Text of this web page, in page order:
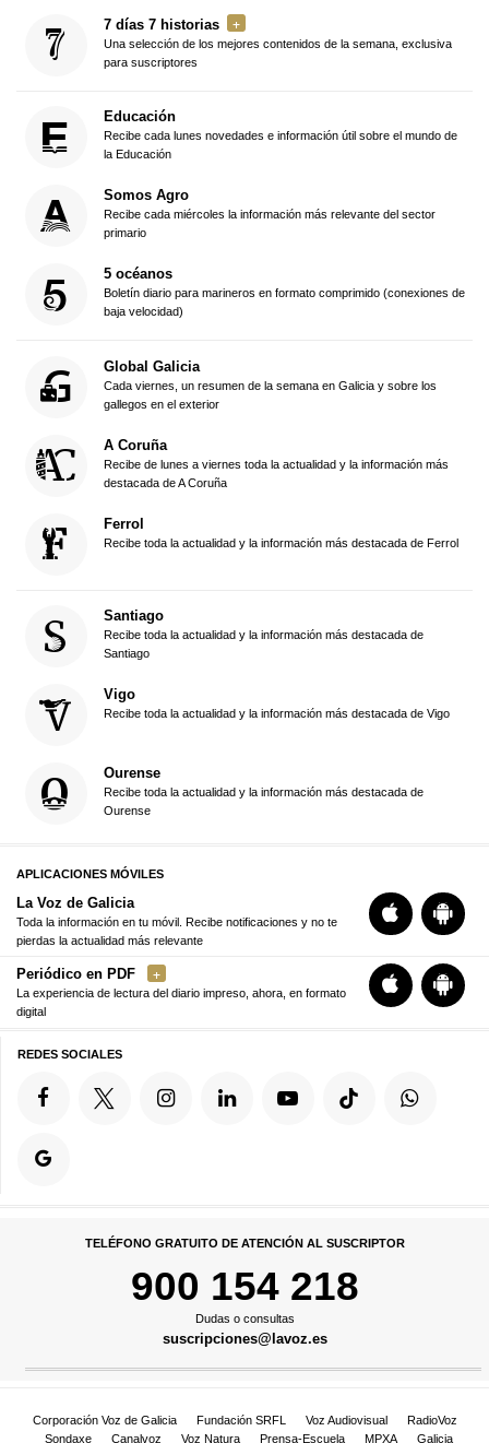
7 días 7 historias
Una selección de los mejores contenidos de la semana, exclusiva
para suscriptores
Educación
Recibe cada lunes novedades e información útil sobre el mundo de
la Educación
Somos Agro
Recibe cada miércoles la información más relevante del sector
primario
5 océanos
Boletín diario para marineros en formato comprimido (conexiones de
baja velocidad)
Global Galicia
Cada viernes, un resumen de la semana en Galicia y sobre los
gallegos en el exterior
A Coruña
Recibe de lunes a viernes toda la actualidad y la información más
destacada de A Coruña
Ferrol
Recibe toda la actualidad y la información más destacada de Ferrol
Santiago
Recibe toda la actualidad y la información más destacada de
Santiago
Vigo
Recibe toda la actualidad y la información más destacada de Vigo
Ourense
Recibe toda la actualidad y la información más destacada de
Ourense
APLICACIONES MÓVILES
La Voz de Galicia
Toda la información en tu móvil. Recibe notificaciones y no te
pierdas la actualidad más relevante
Periódico en PDF
La experiencia de lectura del diario impreso, ahora, en formato
digital
REDES SOCIALES
TELÉFONO GRATUITO DE ATENCIÓN AL SUSCRIPTOR
900 154 218
Dudas o consultas
suscripciones@lavoz.es
Corporación Voz de Galicia Fundación SRFL Voz Audiovisual
RadioVoz
Sondaxe
Canalvoz Voz Natura Prensa-Escuela MPXA Galicia